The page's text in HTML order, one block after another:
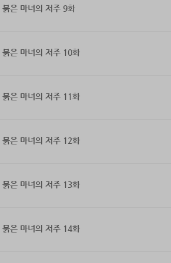
붉은 마녀의 저주 9화
붉은 마녀의 저주 10화
붉은 마녀의 저주 11화
붉은 마녀의 저주 12화
붉은 마녀의 저주 13화
붉은 마녀의 저주 14화